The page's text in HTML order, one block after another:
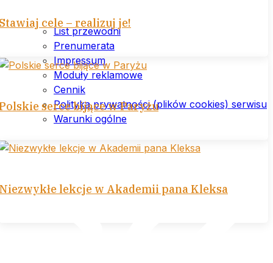
List przewodni
Prenumerata
Impressum
Moduły reklamowe
Cennik
Polityka prywatności (plików cookies) serwisu
Warunki ogólne
cele – realizuj je!
serce bijące w Paryżu
lekcje w Akademii pana Kleksa